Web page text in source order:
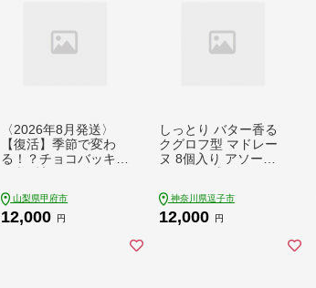
〈2026年8月発送〉
【復活】季節で変わ
る！？チョコバッキー
種山梨県甲府市
12,000 円
しっとり バター香る
クグロフ型 マドレー
ヌ 8個入り アソート
レゼント 手土産 おや
つ 常温便 神奈川県 逗
神奈川県逗子市
12,000 円